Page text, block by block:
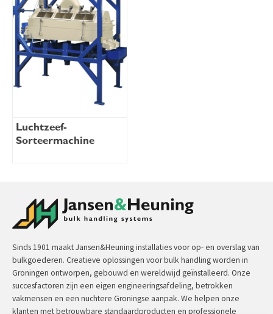
Luchtzeef-
Sorteermachine
Sinds 1901 maakt Jansen&Heuning installaties voor op- en overslag van
bulkgoederen. Creatieve oplossingen voor bulk handling worden in
Groningen ontworpen, gebouwd en wereldwijd geïnstalleerd. Onze
succesfactoren zijn een eigen engineeringsafdeling, betrokken
vakmensen en een nuchtere Groningse aanpak. We helpen onze
klanten met betrouwbare standaardproducten en professionele